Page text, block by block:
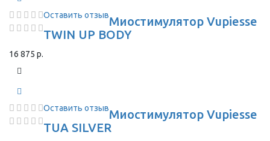
Оставить отзывМиостимулятор Vupiesse
TWIN UP BODY
16 875 р.
Оставить отзывМиостимулятор Vupiesse
TUA SILVER